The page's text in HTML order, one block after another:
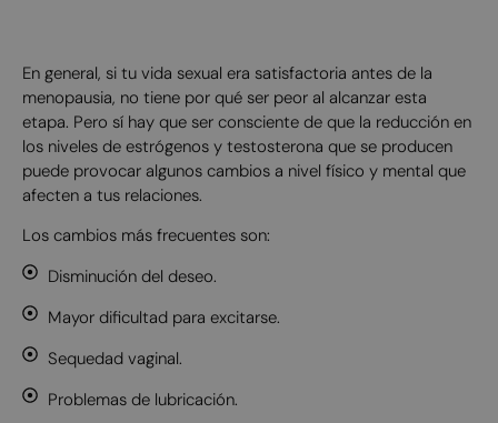
En general, si tu vida sexual era satisfactoria antes de la
menopausia, no tiene por qué ser peor al alcanzar esta
etapa. Pero sí hay que ser consciente de que la reducción en
los niveles de estrógenos y testosterona que se producen
puede provocar algunos cambios a nivel físico y mental que
afecten a tus relaciones.
Los cambios más frecuentes son:
Disminución del deseo.
Mayor dificultad para excitarse.
Sequedad vaginal.
Problemas de lubricación.